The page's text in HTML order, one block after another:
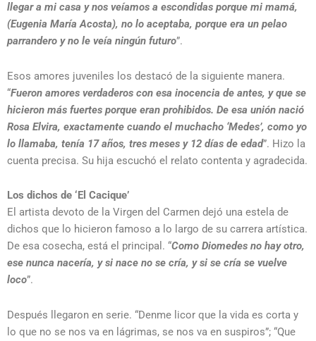
llegar a mi casa y nos veíamos a escondidas porque mi mamá,
(Eugenia María Acosta), no lo aceptaba, porque era un pelao
parrandero yno le veía ningún futuro”.
Esos amores juveniles los destacó de la siguiente manera.
“Fueron amores verdaderos con esa inocencia de antes, y que se
hicieron más fuertes porque eran prohibidos. De esa unión nació
Rosa Elvira, exactamente cuando el muchacho ‘Medes’, como yo
lo llamaba, tenía 17 años, tres meses y 12 días de edad”. Hizo la
cuenta precisa. Su hija escuchó el relato contenta y agradecida.
Los dichos de ‘El Cacique’
El artista devoto de la Virgen del Carmen dejó una estela de
dichos que lo hicieron famoso a lo largo de su carrera artística.
De esa cosecha, está el principal. “Como Diomedes no hay otro,
ese nunca nacería, y si nace no se cría, y si se cría se vuelve
loco”.
Después llegaron en serie. “Denme licor que la vida es corta y
lo que no se nos va en lágrimas, se nos va en suspiros”; “Que